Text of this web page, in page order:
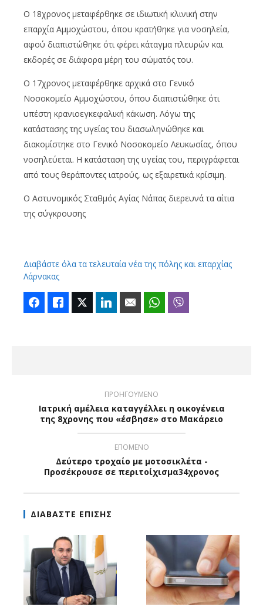
Ο 18χρονος μεταφέρθηκε σε ιδιωτική κλινική στην
επαρχία Αμμοχώστου, όπου κρατήθηκε για νοσηλεία,
αφού διαπιστώθηκε ότι φέρει κάταγμα πλευρών και
εκδορές σε διάφορα μέρη του σώματός του.
Ο 17χρονος μεταφέρθηκε αρχικά στο Γενικό
Νοσοκομείο Αμμοχώστου, όπου διαπιστώθηκε ότι
υπέστη κρανιοεγκεφαλική κάκωση. Λόγω της
κατάστασης της υγείας του διασωληνώθηκε και
διακομίστηκε στο Γενικό Νοσοκομείο Λευκωσίας, όπου
νοσηλεύεται. Η κατάσταση της υγείας του, περιγράφεται
από τους θεράποντες ιατρούς, ως εξαιρετικά κρίσιμη.
Ο Αστυνομικός Σταθμός Αγίας Νάπας διερευνά τα αίτια
της σύγκρουσης
Διαβάστε όλα τα τελευταία νέα της πόλης και επαρχίας
Λάρνακας
FacebookLike Twitter LinkedIn Email WhatsApp
ΠΡΟΗΓΟΥΜΕΝΟ
Ιατρική αμέλεια καταγγέλλει η οικογένεια
της 8χρονης που «έσβησε» στο Μακάρειο
ΕΠΟΜΕΝΟ
Δεύτερο τροχαίο με μοτοσικλέτα -
Προσέκρουσε σε περιτοίχισμα34χρονος
ΔΙΑΒΑΣΤΕ ΕΠΙΣΗΣ